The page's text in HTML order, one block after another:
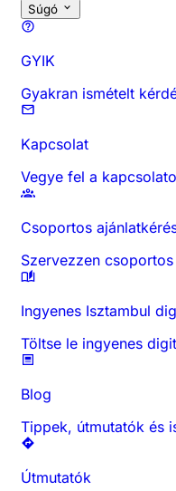
Súgó
GYIK
Gyakran ismételt
Kapcsolat
Vegye fel a
Csoportos
Szervezzen
Ingyenes Isztambul
Töltse le ingyenes
Blog
Tippek, útmutatók és
Útmutatók